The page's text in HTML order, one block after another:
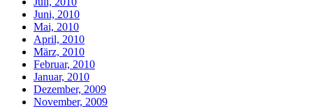
Juni, 2010
Mai, 2010
April, 2010
März, 2010
Februar, 2010
Januar, 2010
Dezember, 2009
November, 2009